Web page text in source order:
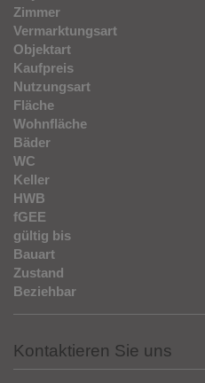
Objektnr.
Zimmer
Vermarktungsart
Objektart
Kaufpreis
Nutzungsart
Fläche
Wohnfläche
Bäder
WC
Keller
HWB
fGEE
gültig bis
Bauart
Zustand
Beziehbar
Kontaktieren Sie uns